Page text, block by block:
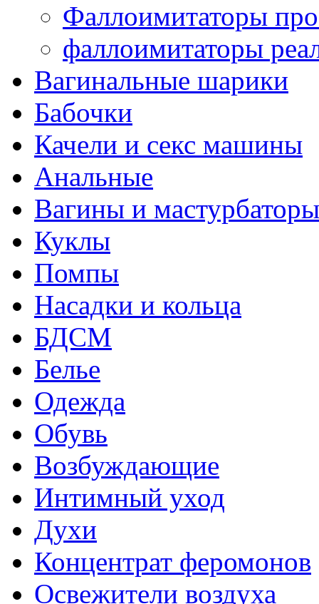
Фаллоимитаторы
фаллоимитаторы
Вагинальные шарики
Бабочки
Качели и секс машины
Анальные
Вагины и мастурбаторы
Куклы
Помпы
Насадки и кольца
БДСМ
Белье
Одежда
Обувь
Возбуждающие
Интимный уход
Духи
Концентрат феромонов
Освежители воздуха